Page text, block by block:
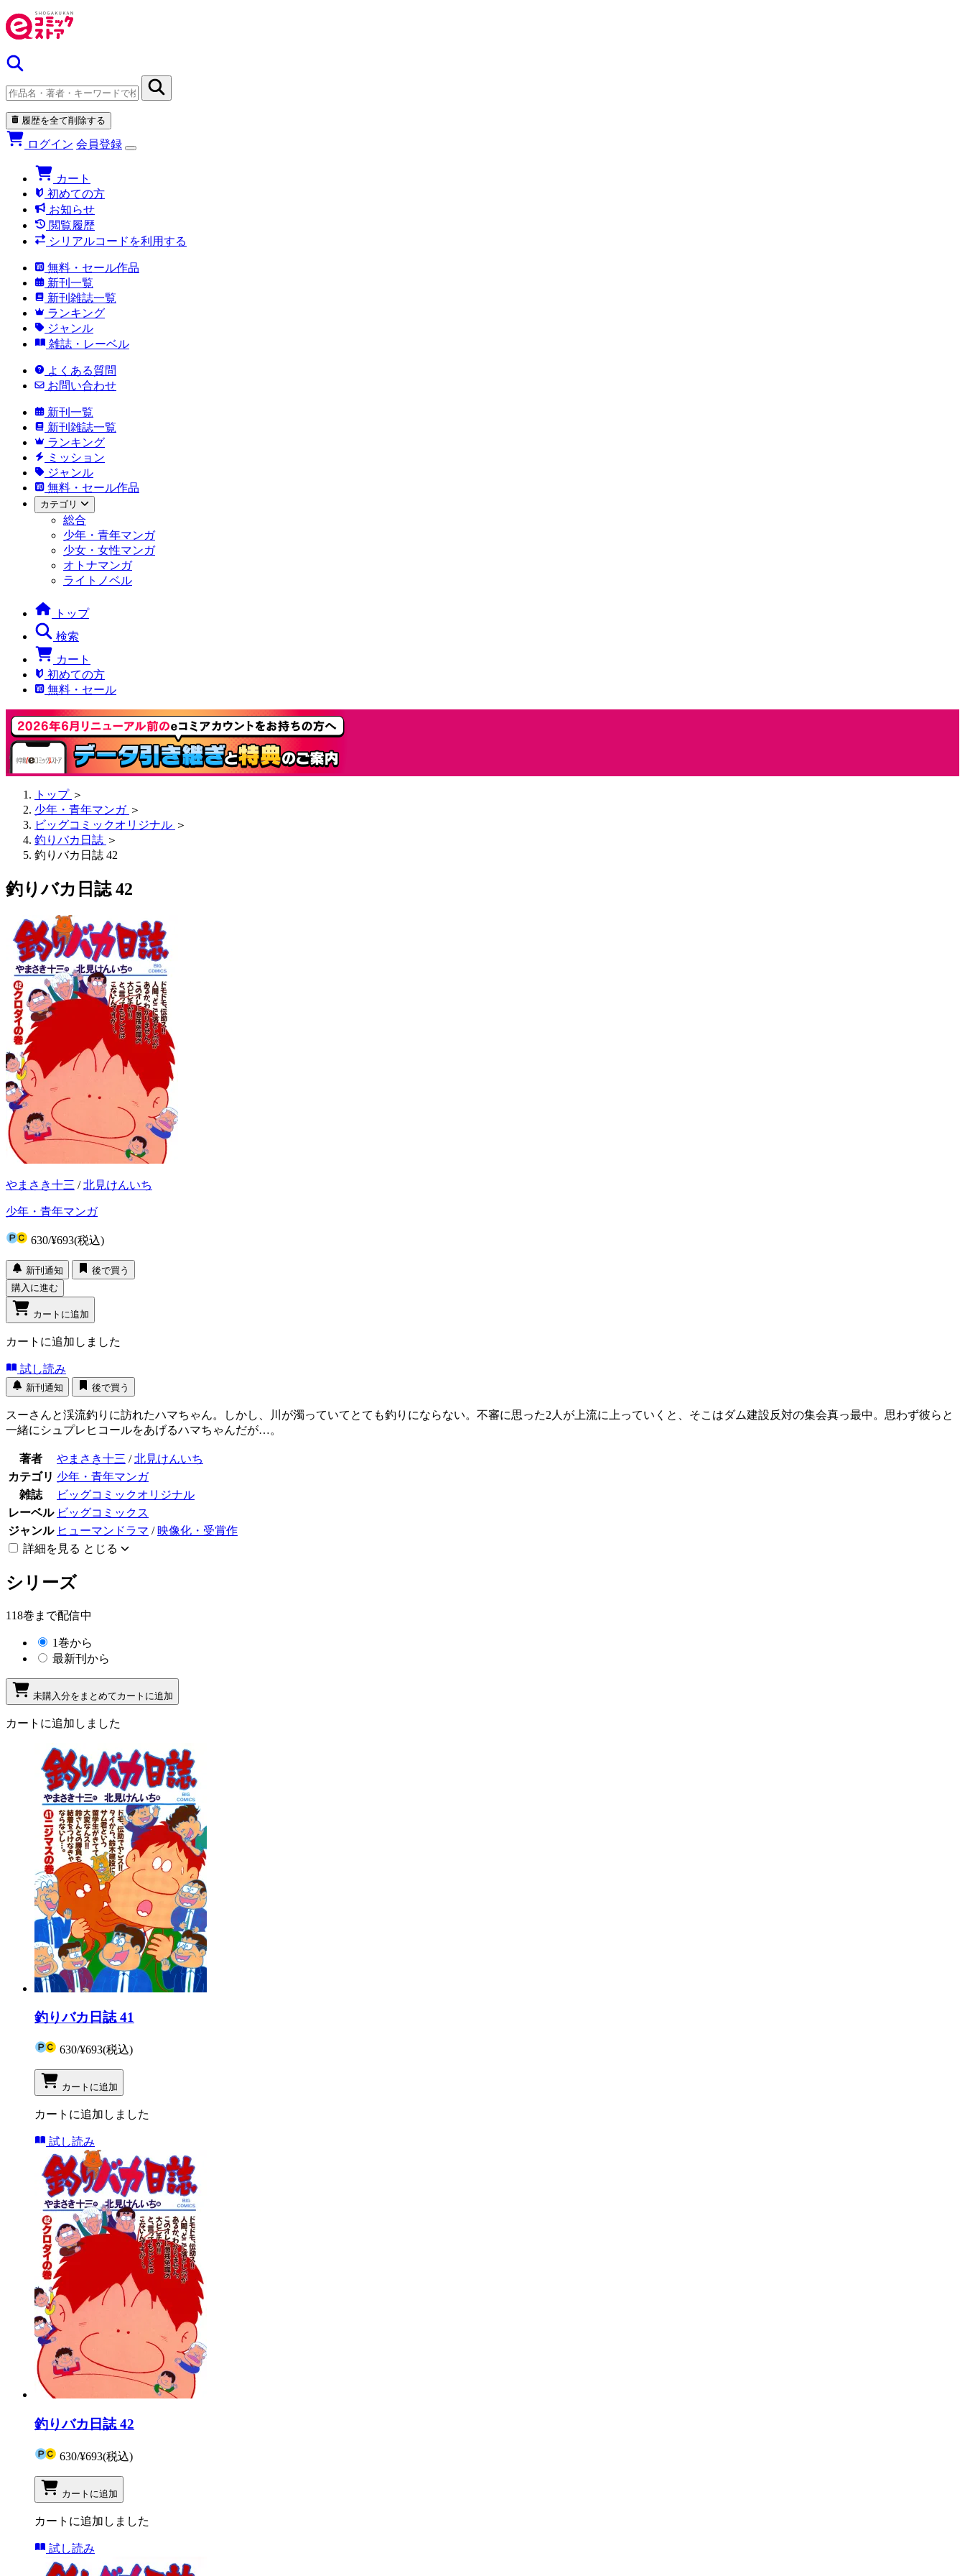
履歴を全て削除する
ログイン 会員登録
カート
初めての方
お知らせ
閲覧履歴
シリアルコードを利用する
無料・セール作品
新刊一覧
新刊雑誌一覧
ランキング
ジャンル
雑誌・レーベル
よくある質問
お問い合わせ
新刊一覧
新刊雑誌一覧
ランキング
ミッション
ジャンル
無料・セール作品
カテゴリ
総合
少年・青年マンガ
少女・女性マンガ
オトナマンガ
ライトノベル
トップ
検索
カート
初めての方
無料・セール
トップ ＞
少年・青年マンガ ＞
ビッグコミックオリジナル ＞
釣りバカ日誌 ＞
釣りバカ日誌 42
釣りバカ日誌 42
やまさき十三 /北見けんいち
少年・青年マンガ
630/¥693(税込)
新刊通知
後で買う
購入に進む
カートに追加
カートに追加しました
試し読み
新刊通知 後で買う
スーさんと渓流釣りに訪れたハマちゃん。しかし、川が濁っていてとても釣りにならない。不審に思った2人が上流に上っていくと、そこはダム建設反対の集会真っ最中。思わず彼らと
一緒にシュプレヒコールをあげるハマちゃんだが…。
著者 やまさき十三 /北見けんいち
カテゴリ 少年・青年マンガ
雑誌
ビッグコミックオリジナル
レーベル ビッグコミックス
ジャンル ヒューマンドラマ / 映像化・受賞作
詳細を見る とじる
シリーズ
118巻まで配信中
1巻から
最新刊から
未購入分をまとめてカートに追加
カートに追加しました
釣りバカ日誌 41
630/¥693(税込)
カートに追加
カートに追加しました
試し読み
釣りバカ日誌 42
630/¥693(税込)
カートに追加
カートに追加しました
試し読み